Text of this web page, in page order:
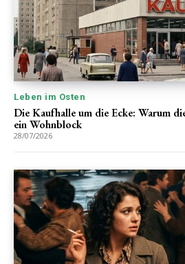
Leben im Osten
Die Kaufhalle um die Ecke: Warum
ein Wohnblock
28/07/2026